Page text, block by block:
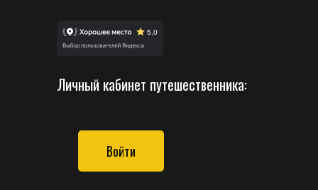
Личный кабинет путешественника:
Войти